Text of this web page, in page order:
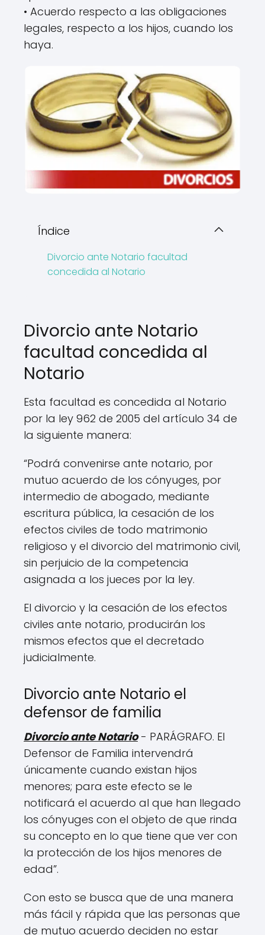
• Acuerdo respecto a las obligaciones
legales, respecto a los hijos, cuando los
haya.
Índice
Divorcio ante Notario facultad
concedida al Notario
Divorcio ante Notario
facultad concedida al
Notario
Esta facultad es concedida al Notario
por la ley 962 de 2005 del artículo 34 de
la siguiente manera:
“Podrá convenirse ante notario, por
mutuo acuerdo de los cónyuges, por
intermedio de abogado, mediante
escritura pública, la cesación de los
efectos civiles de todo matrimonio
religioso y el divorcio del matrimonio civil,
sin perjuicio de la competencia
asignada a los jueces por la ley.
El divorcio y la cesación de los efectos
civiles ante notario, producirán los
mismos efectos que el decretado
judicialmente.
Divorcio ante Notario el
defensor de familia
Divorcio ante Notario- PARÁGRAFO. El
Defensor de Familia intervendrá
únicamente cuando existan hijos
menores; para este efecto se le
notificará el acuerdo al que han llegado
los cónyuges con el objeto de que rinda
su concepto en lo que tiene que ver con
la protección de los hijos menores de
edad”.
Con esto se busca que de una manera
más fácil y rápida que las personas que
de mutuo acuerdo deciden no estar